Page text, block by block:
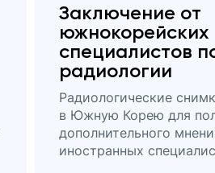
Заключение от
южнокорейских
специалистов
радиологии
Радиологические
в Южную Корею для
дополнительного
иностранных